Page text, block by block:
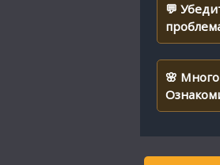
💬
🌸